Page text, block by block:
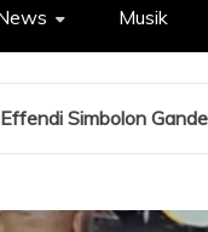
Musik
Effendi Simbolon